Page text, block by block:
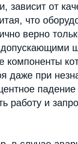
зависит от
что
верно
даже при
работу и